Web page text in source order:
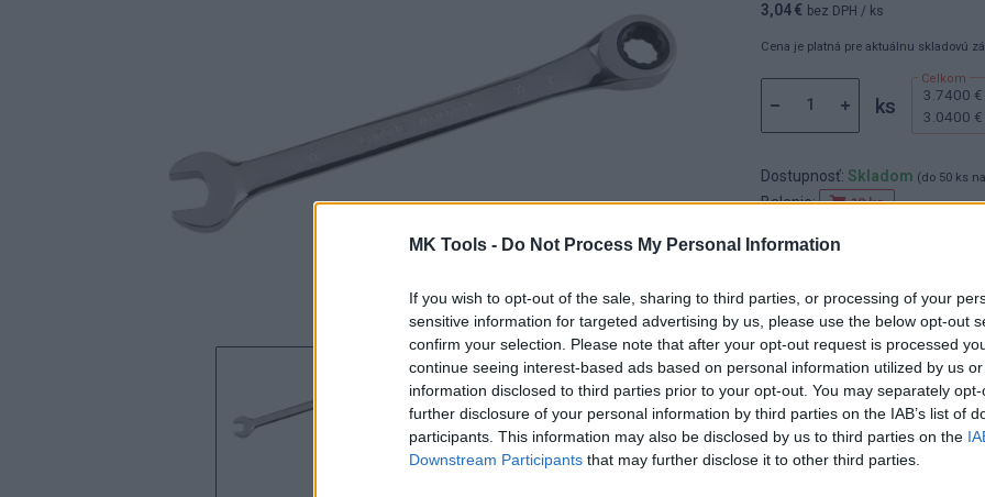
MK Tools - Do Not Process My Personal Information
If you wish to opt-out of the sale, sharing to third parties, or processing of your
sensitive information for targeted advertising by us, please use the below opt-out
confirm your selection. Please note that after your opt-out request is processed
continue seeing interest-based ads based on personal information utilized by us
information disclosed to third parties prior to your opt-out. You may separately
further disclosure of your personal information by third parties on the IAB’s list of
participants. This information may also be disclosed by us to third parties on the
Downstream Participants that may further disclose it to other third parties.
3,04 € bez DPH / ks
Cena je platná pre aktuálnu skladovú
ks 3.7400 €
3.0400 €
Dostupnosť: Skladom (do 50 ks
Balenie: 10 ks
Min. objednateľné násobky:
Značka: FESTA